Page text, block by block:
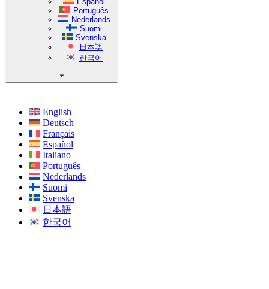
Português
Nederlands
Suomi
Svenska
日本語
한국어
English
Deutsch
Français
Español
Italiano
Português
Nederlands
Suomi
Svenska
日本語
한국어